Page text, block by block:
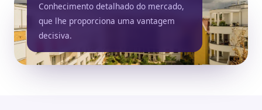
Conhecimento detalhado do mercado,
que lhe proporciona uma vantagem
decisiva.